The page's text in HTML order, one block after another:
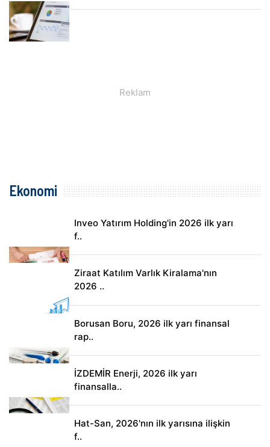
Ekonomi
Inveo Yatırım Holding'in 2026 ilk yarı
f..
Ziraat Katılım Varlık Kiralama'nın
2026 ..
Borusan Boru, 2026 ilk yarı finansal
rap..
İZDEMİR Enerji, 2026 ilk yarı
finansalla..
Hat-San, 2026'nın ilk yarısına ilişkin
f..